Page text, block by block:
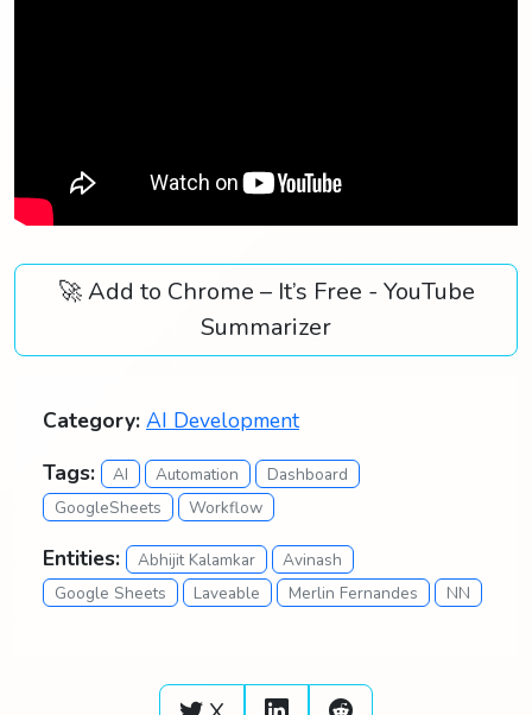
🚀 Add to Chrome – It’s Free - YouTube
Summarizer
Category: AI Development
Tags:
AI Automation
Dashboard
GoogleSheets
Workflow
Entities: Abhijit Kalamkar
Avinash
Google Sheets
Laveable Merlin Fernandes NN